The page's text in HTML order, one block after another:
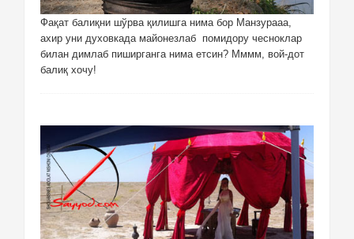
Фақат балиқни шўрва қилишга нима бор Манзурааа,
ахир уни духовкада майонезлаб помидору чесноклар
билан димлаб пиширганга нима етсин? Мммм, вой-дот
балиқ хочу!